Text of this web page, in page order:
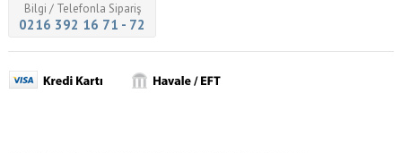
Bilgi / Telefonla Sipariş
0216 392 16 71 - 72